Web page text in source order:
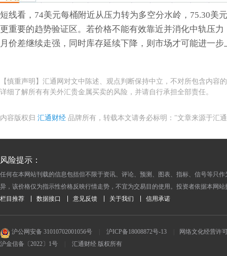
短线看，74美元每桶附近从压力转为多空分水岭，75.30美
更重要的趋势验证区。若价格不能有效靠近并消化中轨压
月价差继续走强，同时库存延续下降，则市场才可能进一
【慎重声明】汇通网对文中陈述、观点判断保持中立，不对所包含内
详细了解所有有关外汇贵金属买卖的风险，并请自行承担全部责任。
内容版权归 汇通财经 品牌所有，转载本文请务必标明："文章来源于汇
风险提示：
任何在本网站刊载的信息包括但不限于资讯、评论、预测、图表、指标、信号等只
异，该价格仅为指示性价格反映行情走势，不宜为交易目的使用。投资者依据本网
栏目推荐
数据接口 意见反馈 关于我们 信用承诺
沪公网安备 31010702001056号 沪ICP备18008872号-13
网络文化经营许
沪金信备〔2022〕1号
汇通财经 版权所有